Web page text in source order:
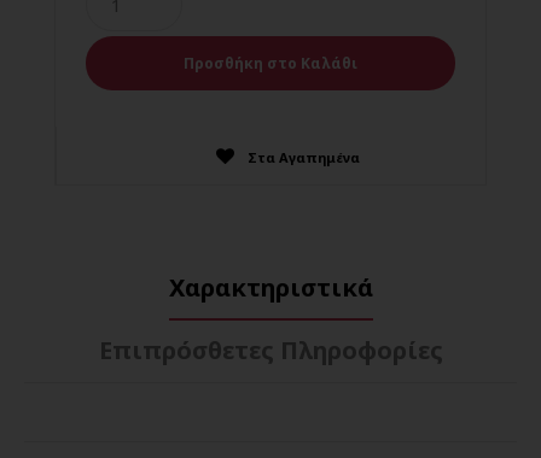
Στα Αγαπημένα
Χαρακτηριστικά
Επιπρόσθετες Πληροφορίες